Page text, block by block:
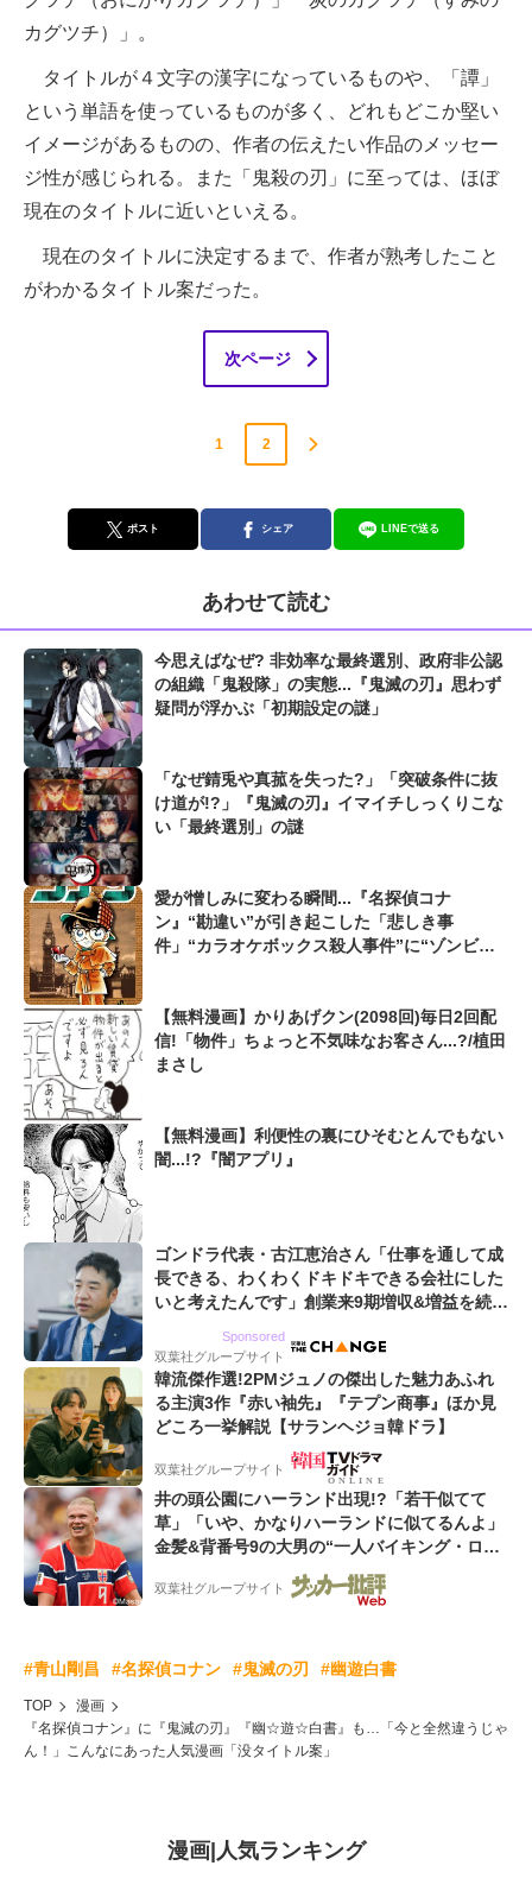
カグツチ）」。
タイトルが４文字の漢字になっているものや、「譚」
という単語を使っているものが多く、どれもどこか堅い
イメージがあるものの、作者の伝えたい作品のメッセー
ジ性が感じられる。また「鬼殺の刃」に至っては、ほぼ
現在のタイトルに近いといえる。
現在のタイトルに決定するまで、作者が熟考したこと
がわかるタイトル案だった。
次ページ
1 2
ポスト シェア LINEで送る
あわせて読む
今思えばなぜ? 非効率な最終選別、政府非公認
の組織「鬼殺隊」の実態...『鬼滅の刃』思わず
疑問が浮かぶ「初期設定の謎」
「なぜ錆兎や真菰を失った?」「突破条件に抜
け道が!?」『鬼滅の刃』イマイチしっくりこな
い「最終選別」の謎
愛が憎しみに変わる瞬間...『名探偵コナ
ン』“勘違い”が引き起こした「悲しき事
件」“カラオケボックス殺人事件”に“ゾンビが
【無料漫画】かりあげクン(2098回)毎日2回配
信!「物件」ちょっと不気味なお客さん...?/植田
まさし
【無料漫画】利便性の裏にひそむとんでもない
闇...!?『闇アプリ』
ゴンドラ代表・古江恵治さん「仕事を通して成
長できる、わくわくドキドキできる会社にした
いと考えたんです」創業来9期増収&増益を続け
Sponsored
双葉社グループサイト
韓流傑作選!2PMジュノの傑出した魅力あふれ
る主演3作『赤い袖先』『テプン商事』ほか見
どころ一挙解説【サランヘジョ韓ドラ】
双葉社グループサイト
井の頭公園にハーランド出現!?「若干似てて
草」「いや、かなりハーランドに似てるんよ」
金髪&背番号9の大男の“一人バイキング・ロ
ー”映像が話題!「元気をもらった」
双葉社グループサイト
#青山剛昌 #名探偵コナン #鬼滅の刃 #幽遊白書
TOP
漫画
『名探偵コナン』に『鬼滅の刃』『幽☆遊☆白書』も…「今と全然違うじゃ
ん！」こんなにあった人気漫画「没タイトル案」
漫画| 人気ランキング